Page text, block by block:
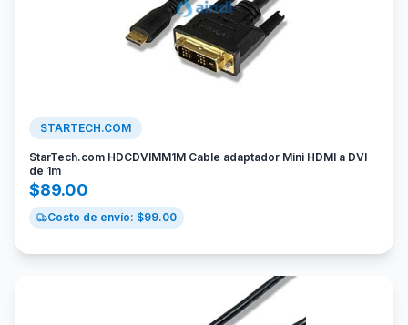
STARTECH.COM
StarTech.com HDCDVIMM1M Cable adaptador Mini HDMI a DVI
de 1m
$89.00
Costo de envío: $99.00